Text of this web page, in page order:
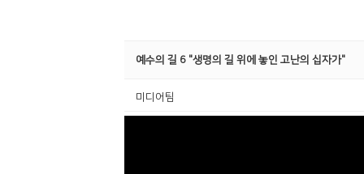
예수의 길 6 "생명의 길 위에 놓인 고난의 십자가"
미디어팀